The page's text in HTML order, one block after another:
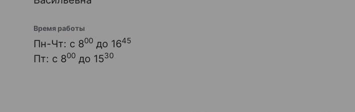
Время работы
Пн-Чт: с 800 до 1645
Пт: с 800 до 1530